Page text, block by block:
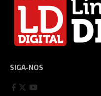
SIGA-NOS